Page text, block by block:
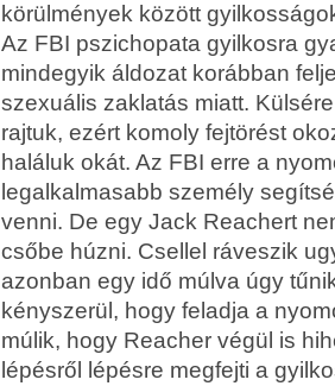
körülmények között
Az FBI pszichopata gyilkosra
mindegyik áldozat korábban
szexuális zaklatás miatt.
rajtuk, ezért komoly fejtörést
haláluk okát. Az FBI erre a
legalkalmasabb személy
venni. De egy Jack Reachert
csőbe húzni. Csellel ráveszik
azonban egy idő múlva úgy
kényszerül, hogy feladja a
múlik, hogy Reacher végül is
lépésről lépésre megfejti a